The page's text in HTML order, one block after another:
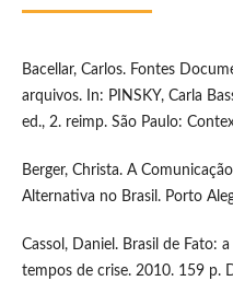
Bacellar, Carlos. Fontes
arquivos. In: PINSKY, Carla
ed., 2. reimp. São Paulo:
Berger, Christa. A
Alternativa no Brasil. Porto
Cassol, Daniel. Brasil de Fato:
tempos de crise. 2010. 159 p.